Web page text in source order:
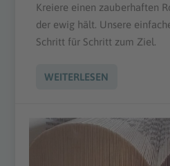
Kreiere einen zauberhaften
der ewig hält. Unsere
Schritt für Schritt zum Ziel.
WEITERLESEN